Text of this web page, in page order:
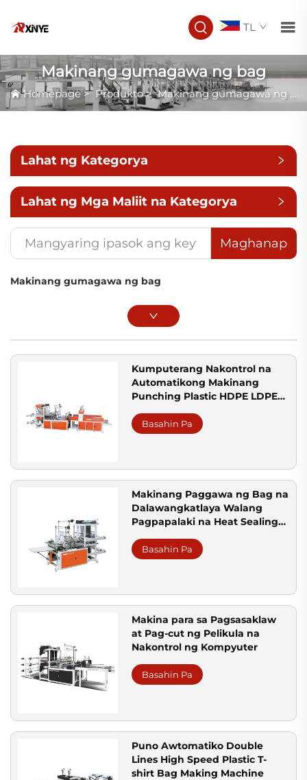
TL
Makinang gumagawa ng bag
Homepage> Produkto>Makinang gumagawa ng bag
Lahat ng Kategorya
Lahat ng Mga Maliit na Kategorya
Maghanap
Makinang gumagawa ng bag
Kumputerang Nakontrol na
Automatikong Makinang
Punching Plastic HDPE LDPE
Basahin Pa
Makinang Paggawa ng Bag na
Dalawangkatlaya Walang
Pagpapalaki na Heat Sealing
Basahin Pa
Makina para sa Pagsasaklaw
at Pag-cut ng Pelikula na
Nakontrol ng Kompyuter
Basahin Pa
Puno Awtomatiko Double
Lines High Speed Plastic T-
shirt Bag Making Machine